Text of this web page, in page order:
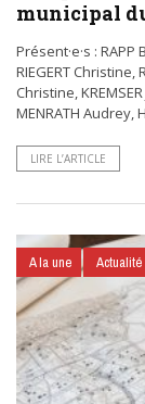
municipal
Présent·e·s :
RIEGERT Christine,
Christine,
MENRATH Audrey,
LIRE L’ARTICLE
A la une Actualité